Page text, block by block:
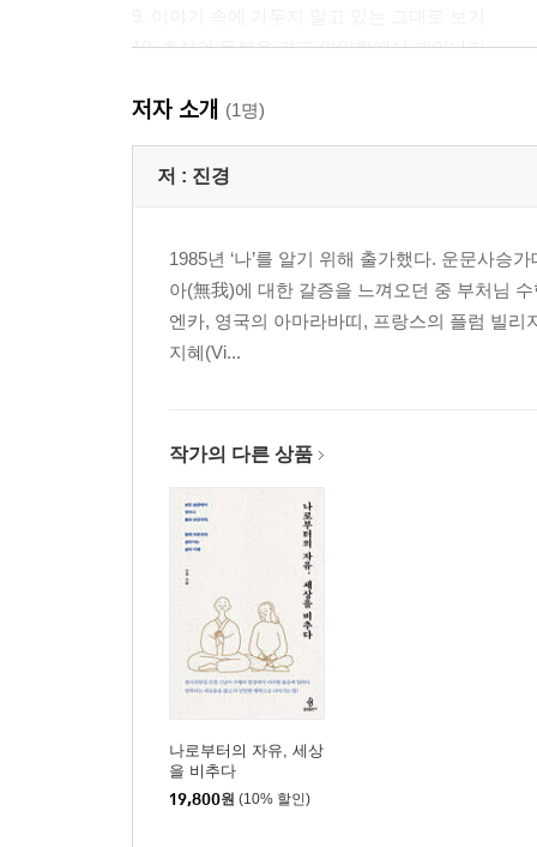
10. 초심의 등불을 켜고 안일함에서 깨어나기
12. 상처가 지혜라는 훈장이 되기까지
13. 하루치만큼의 작은 지혜에서부터 시작하라
14. 놓아주지 못한 마음은 독으로 남는다
◆ 진경 스님의 수행 여정 1
- 거울 속의 나를 찾아 깨달음의 문을 두드리다
2장 너와 나를 비추다: 관계 속에서 마음을 배우는
2. 타인을 겨눈 잣대는 나를 비추는 거울이다
4. 우리 모두는 저마다 별나고 특별한 존재
5. 받아들이는 만큼 관계의 짐은 가벼워진다
6. 미움은 결국 자신을 향해 쏘는 화살
7. 침묵이 주는 자유, 나와 너를 보호하는 힘
8. 우리는 각자의 업과 인연을 따라 살아간다
9. 이해가 무르익으면 용서는 저절로 피어난다
10. 연민은 함께 무너지지 않고 곁을 지키는 힘이다
12. 진심 어린 이해는 삶을 지탱하는 힘이 된다
13. 감정은 스쳐 지나가는 손님일 뿐이다
저자 소개 (1명)
저 : 진경
1985년 ‘나’를 알기 위해 출가했다. 운문사승
아(無我)에 대한 갈증을 느껴오던 중 부처님
엔카, 영국의 아마라바띠, 프랑스의 플럼 빌
지혜(Vi...
작가의 다른 상품
나로부터의 자유, 세상
을 비추다
19,800원 (10% 할인)